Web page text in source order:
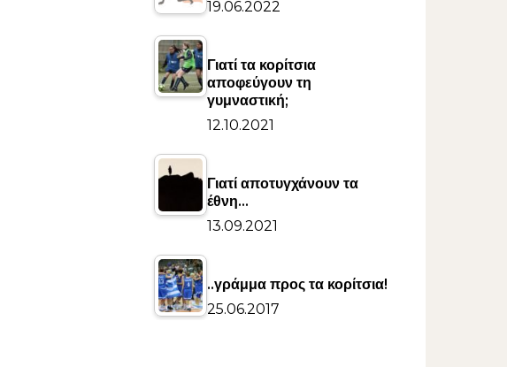
19.06.2022
Γιατί τα κορίτσια
αποφεύγουν τη
γυμναστική;
12.10.2021
Γιατί αποτυγχάνουν τα
έθνη…
13.09.2021
..γράμμα προς τα κορίτσια!
25.06.2017